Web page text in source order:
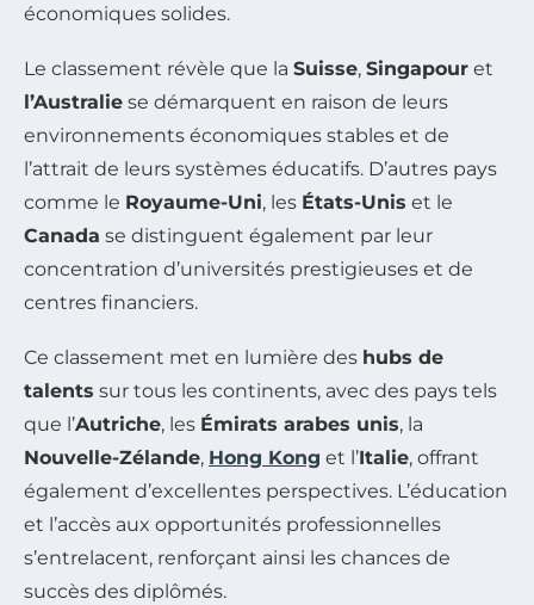
économiques solides.
Le classement révèle que la Suisse, Singapour et
l’Australie se démarquent en raison de leurs
environnements économiques stables et de
l’attrait de leurs systèmes éducatifs. D’autres pays
comme le Royaume-Uni, les États-Unis et le
Canada se distinguent également par leur
concentration d’universités prestigieuses et de
centres financiers.
Ce classement met en lumière des hubs de
talents sur tous les continents, avec des pays tels
que l’Autriche, les Émirats arabes unis, la
Nouvelle-Zélande, Hong Kong et l’Italie, offrant
également d’excellentes perspectives. L’éducation
et l’accès aux opportunités professionnelles
s’entrelacent, renforçant ainsi les chances de
succès des diplômés.